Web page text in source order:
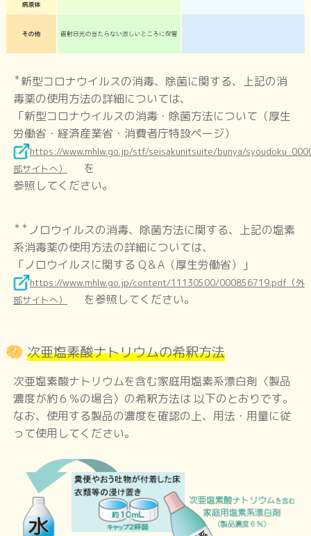
マイコプラズマ肺炎
おたふくかぜ
りんご病 (伝染性紅斑)
腸管出血性大腸菌(O157等)感染症
ロタウイルス感染症(2.ウイルス性胃腸炎)
プール熱
流行性角結膜炎
＊新型コロナウイルスの消毒、除菌に関する、上記の消
毒薬の使用方法の詳細については、
「新型コロナウイルスの消毒・除菌方法について（厚生
労働省・経済産業省・消費者庁特設ページ）
https://www.mhlw.go.jp/stf/seisakunitsuite/bunya/
部サイトへ）
を
参照してください。
＊＊ ノロウイルスの消毒、除菌方法に関する、上記の塩素
系消毒薬の使用方法の詳細については、
「ノロウイルスに関する Q＆A（厚生労働省）」
https://www.mhlw.go.jp/content/11130500/000856719.pdf（外
部サイトへ）
を参照してください。
次亜塩素酸ナトリウムの希釈方法
次亜塩素酸ナトリウムを含む家庭用塩素系漂白剤〈製品
濃度が約６％の場合〉の希釈方法は 以下のとおりです。
なお、使用する製品の濃度を確認の上、用法・用量に従
って使用してください。